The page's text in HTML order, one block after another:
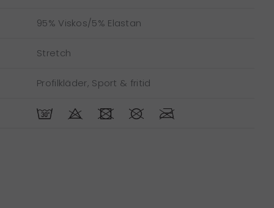
95% Viskos/5% Elastan
Stretch
Profilkläder, Sport & fritid